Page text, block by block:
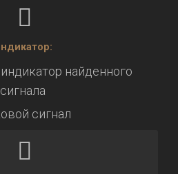
найденного
сигнала
сигнал